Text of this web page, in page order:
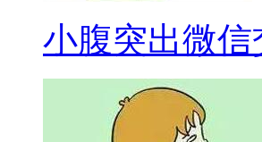
小腹突出微信